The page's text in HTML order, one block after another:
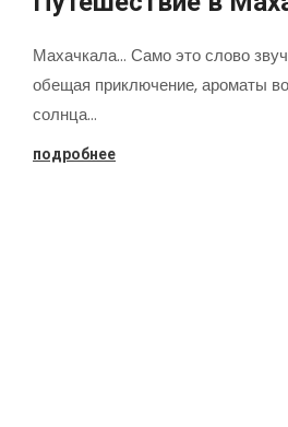
Махачкала... Само это слово
обещая приключение, ароматы
солнца…
подробнее